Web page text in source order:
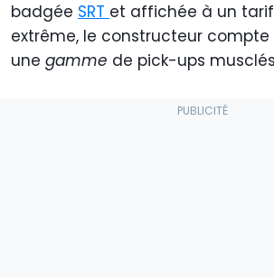
badgée SRT et affichée à un
extrême, le constructeur
une gamme de pick-ups